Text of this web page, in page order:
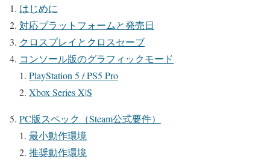
はじめに
対応プラットフォームと発売日
クロスプレイとクロスセーブ
コンソール版のグラフィックモード
PlayStation 5 / PS5 Pro
Xbox Series X|S
PC版スペック（Steam公式要件）
最小動作環境
推奨動作環境